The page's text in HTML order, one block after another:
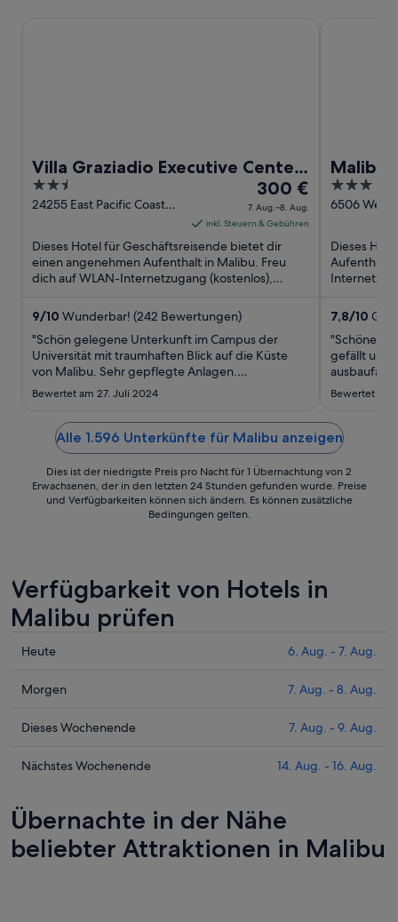
Villa Graziadio Executive Center
at Pepperdine University
2.5
out
5
24255 East Pacific Coast
Der
Preis
beträgt
300 €
pro
Nacht
Aug.
bis
300 €
7. Aug.–8. Aug.
inkl. Steuern & Gebühren
Dieses Hotel für Geschäftsreisende bietet dir
einen angenehmen Aufenthalt in Malibu. Freu
dich auf WLAN-Internetzugang (kostenlos),
9/10 Wunderbar! (242 Bewertungen)
"Schön gelegene Unterkunft im Campus der
Universität mit traumhaften Blick auf die Küste
von Malibu. Sehr gepflegte Anlagen.
Ausreichende Parkplätze ihne Gebühren. Leider
Zimmer für 2 Personen ist etwas zu klein."
Bewertet am 27. Juli 2024
Malibu
3
out
5
6506
Dieses
Aufenthalt
7,8/10 Gut!
"Schöne
gefällt uns
Bewertet am
Alle 1.596 Unterkünfte für Malibu anzeigen
Dies ist der niedrigste Preis pro Nacht für 1 Übernachtung von 2
Erwachsenen, der in den letzten 24 Stunden gefunden wurde. Preise
und Verfügbarkeiten können sich ändern. Es können zusätzliche
Bedingungen gelten.
Verfügbarkeit von Hotels in
Malibu prüfen
Prüfe
Preise
Malibu
Nacht,
-
Aug.
Heute 6. Aug. - 7. Aug.
Prüfe
Preise
Malibu
7.
Aug.
-
Morgen 7. Aug. - 8. Aug.
Prüfe
Preise
Malibu
dieses
Wochenende,
7.
Dieses Wochenende 7. Aug. - 9. Aug.
Prüfe
Preise
für
Malibu
am
Nächstes Wochenende 14. Aug. - 16. Aug.
Übernachte in der Nähe
beliebter Attraktionen in Malibu